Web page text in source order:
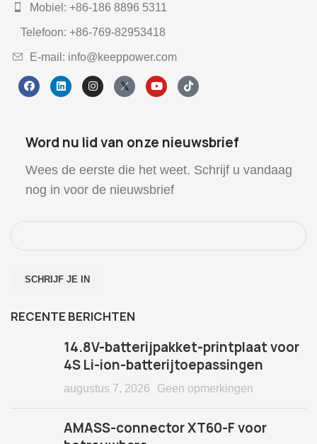
Mobiel: +86-186 8896 5311
Telefoon: +86-769-82953418
E-mail: info@keeppower.com
Word nu lid van onze nieuwsbrief
Wees de eerste die het weet. Schrijf u vandaag
nog in voor de nieuwsbrief
RECENTE BERICHTEN
14.8V-batterijpakket-printplaat voor
4S Li-ion-batterijtoepassingen
augustus 7, 2026 Geen opmerkingen
AMASS-connector XT60-F voor